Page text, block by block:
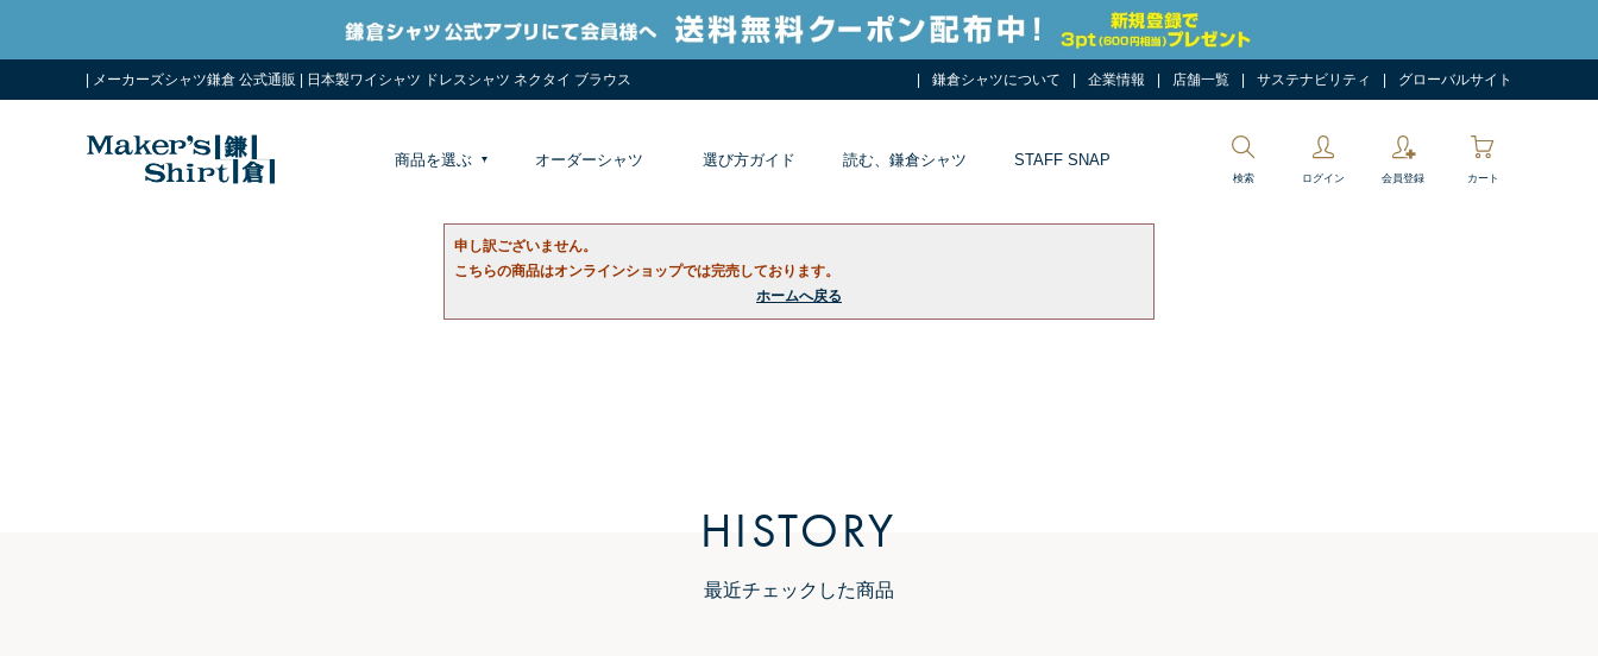
| メーカーズシャツ鎌倉 公式通販 | 日本製ワイシャツ ドレスシャツ ネクタイ ブラウス 鎌倉シャツについて 企業情報 店舗一覧 サステナビリティ グローバルサイト
商品を選ぶ オーダーシャツ 選び方ガイド 読む、鎌倉シャツ STAFF SNAP
検索 ログイン 会員登録 カート
申し訳ございません。
こちらの商品はオンラインショップでは完売しております。
ホームへ戻る
HISTORY
最近チェックした商品